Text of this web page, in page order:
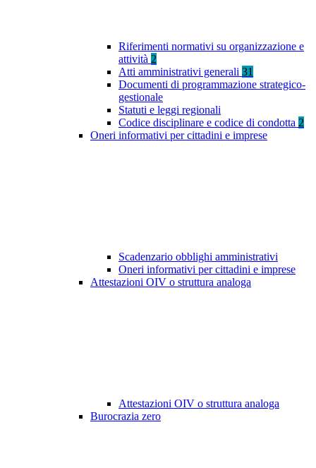
Riferimenti normativi su organizzazione e
attività 2
Atti amministrativi generali 31
Documenti di programmazione strategico-
gestionale
Statuti e leggi regionali
Codice disciplinare e codice di condotta 2
Oneri informativi per cittadini e imprese
Scadenzario obblighi amministrativi
Oneri informativi per cittadini e imprese
Attestazioni OIV o struttura analoga
Attestazioni OIV o struttura analoga
Burocrazia zero